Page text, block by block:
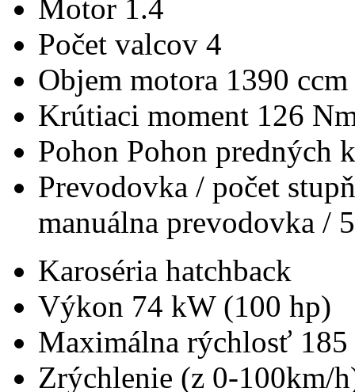
Motor 1.4
Počet valcov 4
Objem motora 1390 ccm
Krútiaci moment 126
Pohon Pohon predných
Prevodovka / počet
manuálna prevodovka / 5
Karoséria hatchback
Výkon 74 kW (100 hp)
Maximálna rýchlosť
Zrýchlenie (z 0-100km/